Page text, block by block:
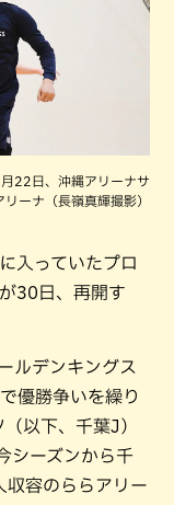
22日、沖縄アリーナサ
リーナ（長嶺真輝撮影）
入っていたプロ
30日、再開す
ルデンキングス
優勝争いを繰り
以下、千葉J）
シーズンから千
収容のららアリー